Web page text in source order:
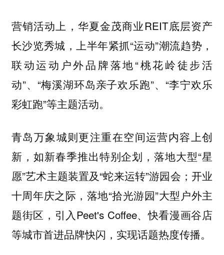
营销活动上，华夏金茂商业REIT底层资产
长沙览秀城，上半年紧抓“运动”潮流趋势，
联动运动户外品牌落地“桃花岭徒步活
动”、“梅溪湖环岛亲子欢乐跑”、“李宁欢乐
彩虹跑”等主题活动。
青岛万象城则更注重在空间运营内容上创
新，如新春季推出特别企划，落地大型“星
愿”艺术主题装置及“蛇来运转”游园会；开业
十周年庆之际，落地“拾光游园”大型户外主
题街区，引入Peet's Coffee、快看漫画谷店
等城市首进品牌快闪，实现话题热度传播。